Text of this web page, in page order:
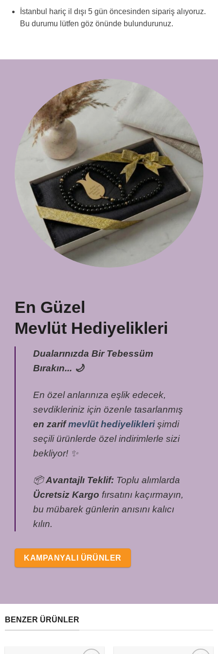
İstanbul hariç il dışı 5 gün öncesinden sipariş alıyoruz.
Bu durumu lütfen göz önünde bulundurunuz.
En Güzel
Mevlüt Hediyelikleri
Dualarınızda Bir Tebessüm
Bırakın... 🌙
En özel anlarınıza eşlik edecek,
sevdikleriniz için özenle tasarlanmış
en zarifmevlüt hediyeliklerişimdi
seçili ürünlerde özel indirimlerle sizi
bekliyor! ✨
📦Avantajlı Teklif:Toplu alımlarda
Ücretsiz Kargo fırsatını kaçırmayın,
bu mübarek günlerin anısını kalıcı
kılın.
KAMPANYALI ÜRÜNLER
BENZER ÜRÜNLER